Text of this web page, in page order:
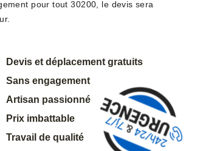
pour tout 30200, le devis sera
Devis et déplacement gratuits
Sans engagement
Artisan passionné
Prix imbattable
Travail de qualité